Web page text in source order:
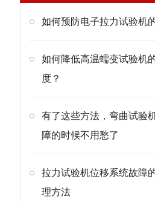
如何预防电子拉力试验机
如何降低高温蠕变试验机
度？
有了这些方法，弯曲试验
障的时候不用愁了
拉力试验机位移系统故障
理方法